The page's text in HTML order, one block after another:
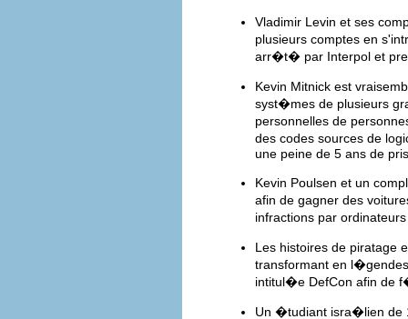
Vladimir Levin et ses
plusieurs comptes en
arr�t� par Interpol et
Kevin Mitnick est
syst�mes de plusieurs
personnelles de
des codes sources de
une peine de 5 ans de
Kevin Poulsen et un
afin de gagner des
infractions par
Les histoires de
transformant en
intitul�e DefCon afin de
Un �tudiant isra�lien de